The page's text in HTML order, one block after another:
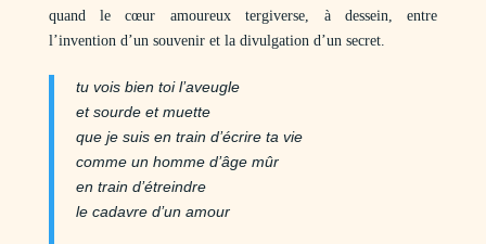
quand le cœur amoureux tergiverse, à dessein, entre
l’invention d’un souvenir et la divulgation d’un secret.
tu vois bien toi l’aveugle
et sourde et muette
que je suis en train d’écrire ta vie
comme un homme d’âge mûr
en train d’étreindre
le cadavre d’un amour